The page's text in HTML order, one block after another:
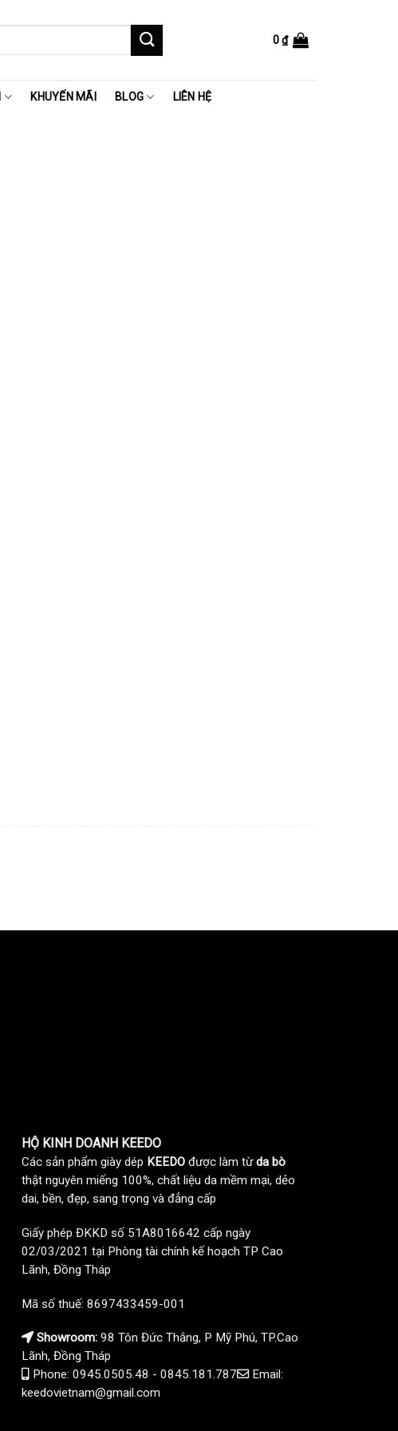
0₫
KHUYẾN MÃI BLOG LIÊN HỆ
HỘ KINH DOANH KEEDO
Các sản phẩm giày dép KEEDO được làm từda bò
thật nguyên miếng 100%, chất liệu da mềm mại, dẻo
dai, bền, đẹp, sang trọng và đẳng cấp
Giấy phép ĐKKD số 51A8016642 cấp ngày
02/03/2021 tại Phòng tài chính kế hoạch TP Cao
Lãnh, Đồng Tháp
Mã số thuế: 8697433459-001
Showroom: 98 Tôn Đức Thắng, P Mỹ Phú, TP.Cao
Lãnh, Đồng Tháp
Phone: 0945.0505.48 - 0845.181.787
Email:
keedovietnam@gmail.com